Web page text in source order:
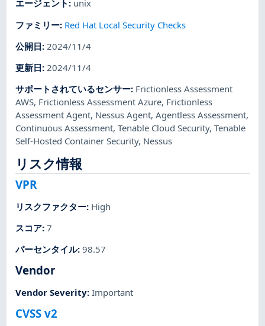
エージェント : unix
ファミリー: Red Hat Local Security Checks
公開日: 2024/11/4
更新日:2024/11/4
サポートされているセンサー: Frictionless Assessment
AWS, Frictionless Assessment Azure, Frictionless
Assessment Agent, Nessus Agent,Agentless Assessment,
Continuous Assessment,Tenable Cloud Security,Tenable
Self-Hosted Container Security, Nessus
リスク情報
VPR
リスクファクター: High
スコア:7
パーセンタイル:98.57
Vendor
Vendor Severity:Important
CVSS v2